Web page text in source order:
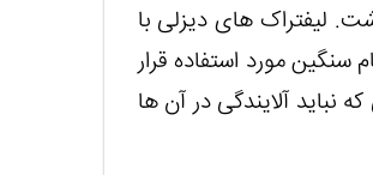
لیفتراک های دیزلی با
سنگین مورد استفاده قرار
نباید آلایندگی در آن ها